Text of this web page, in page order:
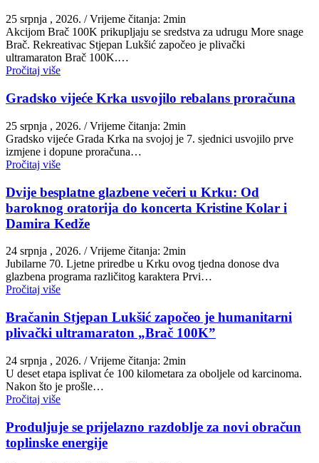
25 srpnja , 2026. / Vrijeme čitanja: 2min
Akcijom Brač 100K prikupljaju se sredstva za udrugu More snage
Brač. Rekreativac Stjepan Lukšić započeo je plivački
ultramaraton Brač 100K.…
Pročitaj više
Gradsko vijeće Krka usvojilo rebalans proračuna
25 srpnja , 2026. / Vrijeme čitanja: 2min
Gradsko vijeće Grada Krka na svojoj je 7. sjednici usvojilo prve
izmjene i dopune proračuna…
Pročitaj više
Dvije besplatne glazbene večeri u Krku: Od
baroknog oratorija do koncerta Kristine Kolar i
Damira Kedže
24 srpnja , 2026. / Vrijeme čitanja: 2min
Jubilarne 70. Ljetne priredbe u Krku ovog tjedna donose dva
glazbena programa različitog karaktera Prvi…
Pročitaj više
Bračanin Stjepan Lukšić započeo je humanitarni
plivački ultramaraton „Brač 100K”
24 srpnja , 2026. / Vrijeme čitanja: 2min
U deset etapa isplivat će 100 kilometara za oboljele od karcinoma.
Nakon što je prošle…
Pročitaj više
Produljuje se prijelazno razdoblje za novi obračun
toplinske energije